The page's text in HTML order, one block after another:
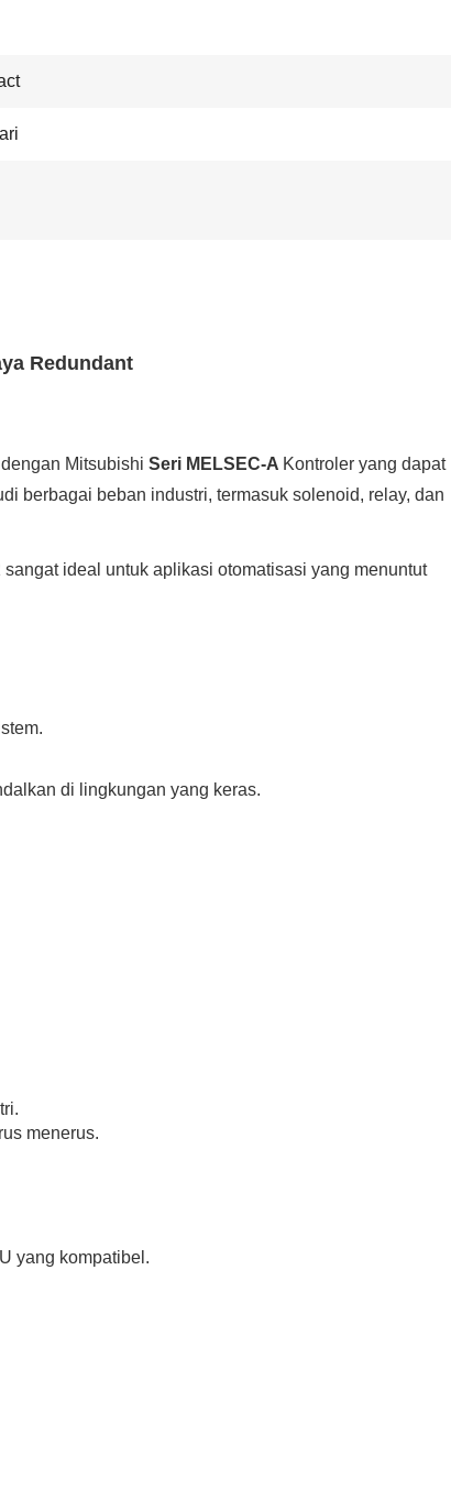
Redundant
Mitsubishi Seri MELSEC-A Kontroler yang dapat
berbagai beban industri, termasuk solenoid, relay, dan
ideal untuk aplikasi otomatisasi yang menuntut
di lingkungan yang keras.
menerus.
yang kompatibel.